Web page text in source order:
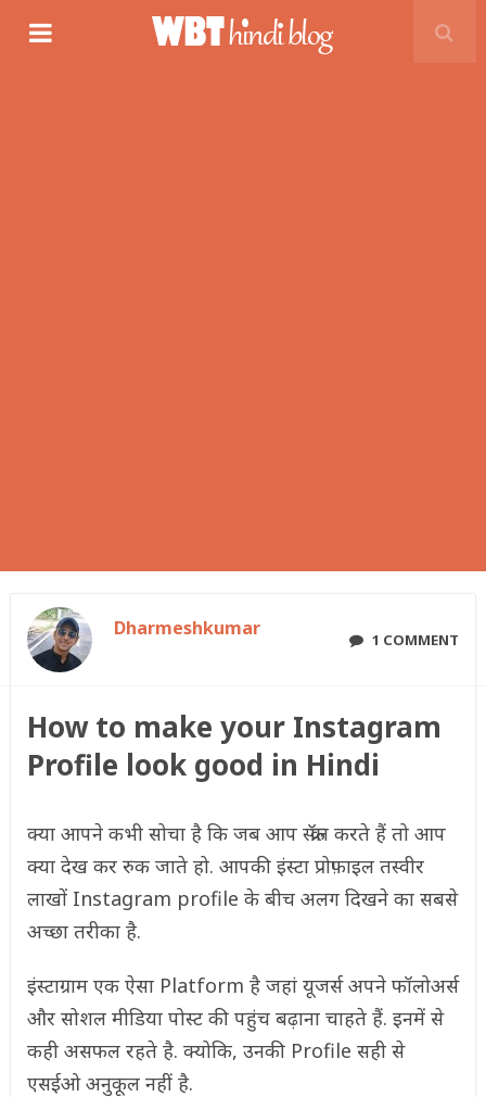
Dharmeshkumar 1 COMMENT
How to make your Instagram
Profile look good in Hindi
क्या आपने कभी सोचा है कि जब आप स्क्रॉल करते हैं तो आप
क्या देख कर रुक जाते हो. आपकी इंस्टा प्रोफ़ाइल तस्वीर
लाखों Instagram profile के बीच अलग दिखने का सबसे
अच्छा तरीका है.
इंस्टाग्राम एक ऐसा Platform है जहां यूजर्स अपने फॉलोअर्स
और सोशल मीडिया पोस्ट की पहुंच बढ़ाना चाहते हैं. इनमें से
कही असफल रहते है. क्योकि, उनकी Profile सही से
एसईओ अनुकूल नहीं है.